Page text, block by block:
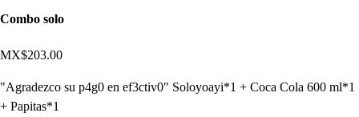
Combo solo
MX$203.00
"Agradezco su p4g0 en ef3ctiv0" Soloyoayi*1 + Coca Cola 600 ml*1
+ Papitas*1